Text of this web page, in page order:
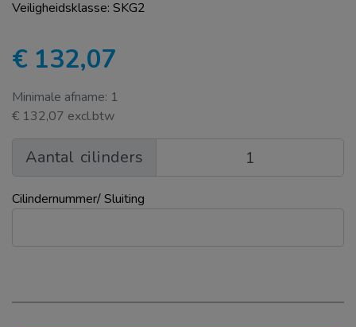
Veiligheidsklasse: SKG2
€ 132,07
Minimale afname: 1
€ 132,07 excl.btw
Aantal cilinders
Cilindernummer/ Sluiting